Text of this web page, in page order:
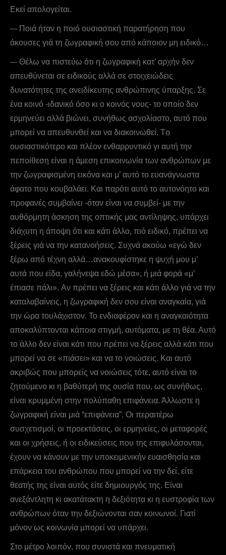
Eκεί απολογείται.
–- Ποιά ήταν η ποιό ουσιαστική παρατήρηση που
άκουσες γιά τη ζωγραφική σου από κάποιον μη ειδικό…
–- Θέλω να πιστεύω ότι η ζωγραφική κατ’ αρχήν δεν
απευθύνεται σε ειδικούς αλλά σε στοιχειώδεις
δυνατότητες της ανειδίκευτης ανθρώπινης ύπαρξης. Σε
ένα κοινό -ιδανικό όσο κι ο κοινός νους- το οποίο δεν
ερμηνεύει αλλά βιώνει, συνήθως ασχολίαστο, αυτό που
μπορεί να απευθυνθεί και να διακοινωθεί. Tο
ουσιαστικότερο και πλέον ενθαρρυντικό γι αυτή την
πεποίθεση είναι η άμεση επικοινωνία των ανθρώπων με
την ζωγραφισμένη εικόνα και μ’ αυτό το ευανάγνωστα
άφατο που κουβαλάει. Και παρότι αυτό το αυτονόητο και
προφανές συμβαίνει -όταν είναι να συμβεί- με την
αυθόρμητη άσκηση της οπτικής μας αντίληψης, υπάρχει
διάχυτη η άποψη ότι και κάτι άλλο, πιό ειδικό, πρέπει να
ξέρεις γιά να την κατανοήσεις. Συχνά ακούω «εγώ δεν
ξέρω από τέχνη αλλά…ανακουφίστηκε η ψυχή μου μ’
αυτά που είδα, γαλήνεψα εδώ μέσα», ή μιά φορά «μ’
έπιασε πάλι». Aν πρέπει να ξέρεις και κάτι άλλο γιά να την
καταλαβαίνεις, η ζωγραφική δεν σου είναι αναγκαία, γιά
την ώρα τουλάχιστον. Το ενδιαφέρον και η αναγκαιότητα
αποκαλύπτονται κάποια στιγμή, αυτόματα, με τη θέα. Αυτό
το άλλο δεν είναι κάτι που πρέπει να ξέρεις αλλά κάτι που
μπορεί να σε «πιάσει» και να το νοιώσεις. Και αυτό
ακριβώς που μπορείς να νοιώσεις τότε, αυτό είναι το
ζητούμενο κι η βαθύτερή της ουσία που, ως συνήθως,
είναι κρυμμένη στην πολύπαθη επιφάνεια. Άλλωστε η
ζωγραφική είναι μιά “επιφάνεια”. Οι περαιτέρω
συσχετισμοί, οι προεκτάσεις, οι ερμηνείες, οι μεταφορές
και οι χρήσεις, ή οι ειδικεύσεις που της επιφυλάσονται,
έχουν να κάνουν με την υποκειμενικήν ευαισθησία και
επάρκεια του ανθρώπου που μπορεί να την δεί, είτε
θεατής της είναι αυτός είτε δημιουργός της. Είναι
ανεξάντλητη κι ακατάτακτη η δεξιότητα κι η ευστροφία των
ανθρώπων όταν την δεξιώνονται σαν κοινωνοί. Γιατί
μόνον ως κοινωνία μπορεί να υπάρχει.
Στο μέτρο λοιπόν, που συνιστά και πνευματική